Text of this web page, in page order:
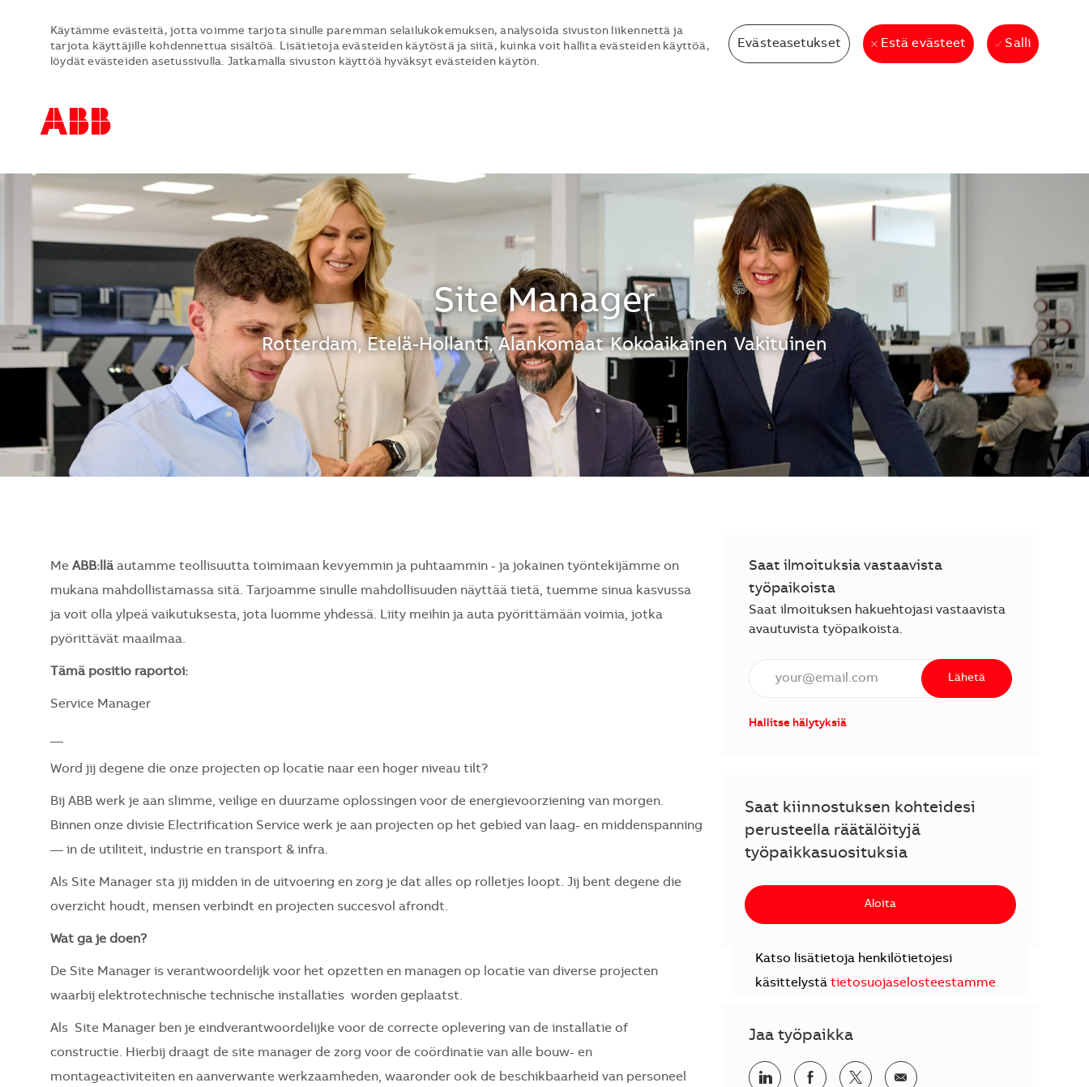
Käytämme evästeitä, jotta voimme tarjota sinulle paremman selailukokemuksen, analysoida sivuston liikennettä ja
tarjota käyttäjille kohdennettua sisältöä. Lisätietoja evästeiden käytöstä ja siitä, kuinka voit hallita evästeiden käyttöä,
löydät evästeiden asetussivulla. Jatkamalla sivuston käyttöä hyväksyt evästeiden käytön.
Evästeasetukset Estä evästeet Salli
Site Manager
Sijainti
Rotterdam, Etelä-Hollanti, Alankomaat Kokoaikainen Vakituinen
Me ABB:lläautamme teollisuutta toimimaan kevyemmin ja puhtaammin - ja jokainen työntekijämme on
mukana mahdollistamassa sitä. Tarjoamme sinulle mahdollisuuden näyttää tietä, tuemme sinua kasvussa
ja voit olla ylpeä vaikutuksesta, jota luomme yhdessä. Liity meihin ja auta pyörittämään voimia, jotka
pyörittävät maailmaa.
Tämä positio raportoi:
Service Manager
Word jij degene die onze projecten op locatie naar een hoger niveau tilt?
Bij ABB werk je aan slimme, veilige en duurzame oplossingen voor de energievoorziening van morgen.
Binnen onze divisie Electrification Service werk je aan projecten op het gebied van laag- en middenspanning
— in de utiliteit, industrie en transport & infra.
Als Site Manager sta jij midden in de uitvoering en zorg je dat alles op rolletjes loopt. Jij bent degene die
overzicht houdt, mensen verbindt en projecten succesvol afrondt.
Wat ga je doen?
De Site Manager is verantwoordelijk voor het opzetten en managen op locatie van diverse projecten
waarbij elektrotechnische technische installaties worden geplaatst.
Als Site Manager ben je eindverantwoordelijke voor de correcte oplevering van de installatie of
constructie. Hierbij draagt de site manager de zorg voor de coördinatie van alle bouw- en
montageactiviteiten en aanverwante werkzaamheden, waaronder ook de beschikbaarheid van personeel
Saat ilmoituksia vastaavista
työpaikoista
Saat ilmoituksen hakuehtojasi vastaavista
avautuvista työpaikoista.
Anna sähköpostiosoite (vaaditaan).
Lähetä
Hallitse hälytyksiä
Saat kiinnostuksen kohteidesi
perusteella räätälöityjä
työpaikkasuosituksia
Aloita
Katso lisätietoja henkilötietojesi
käsittelystä tietosuojaselosteestamme.
Jaa työpaikka
Jaa LinkedInissäJaa Facebookissa
Jaa TwitterissäJaa sähköpostilla